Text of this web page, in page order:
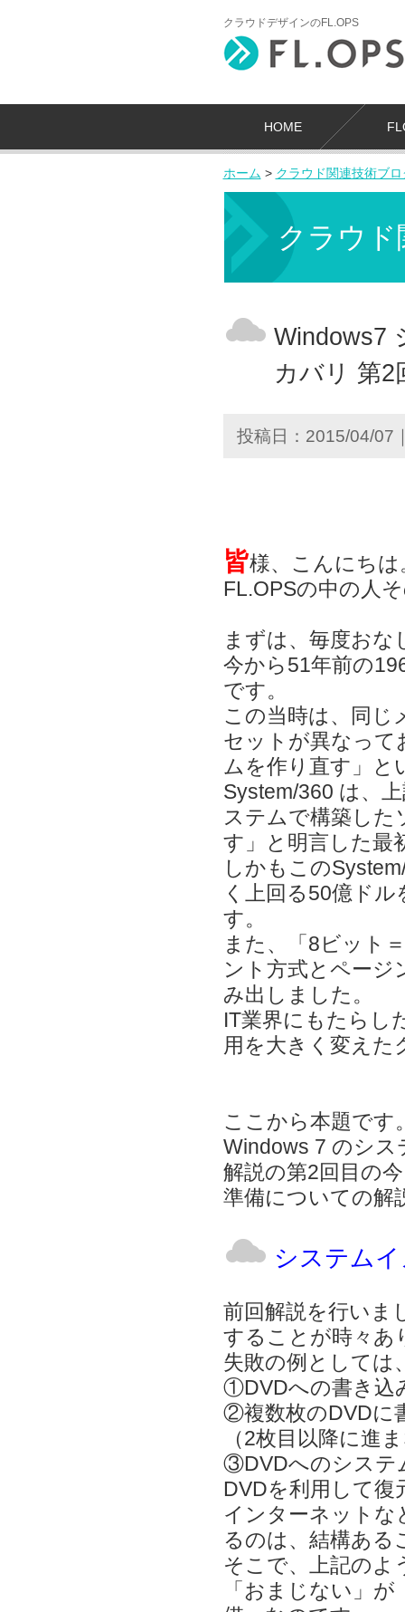
クラウドデザインのFL.OPS
HOME
ホーム > クラウド関連技術ブロ
クラウ
Windows7
カバリ 第2
投稿日：2015/04/07
皆様、 こんにちは
FL.OPSの中の人
まずは、毎度お
今から51年前の
です。
この当時は、同じ
セットが異なって
ムを作り直す」と
System/360 は、
ステムで構築した
す」と明言した最
しかもこの
く上回る50億ド
す。
また、「8ビット
ント方式とページ
み出しました。
IT業界にもたらし
用を大きく変えた
ここから本題です
Windows 7 のシ
解説の第2回目の
準備についての解
システム
前回解説を行いま
することが時々あ
失敗の例としては
①DVDへの書き込
②複数枚のDVDに
（2枚目以降に進
③DVDへのシステ
DVDを利用して復
インターネットな
るのは、結構あ
そこで、上記のよ
「おまじない」